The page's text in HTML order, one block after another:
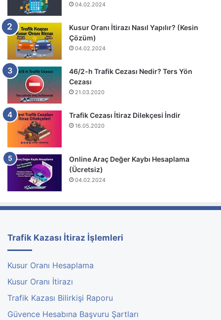
04.02.2024
Kusur Oranı İtirazı Nasıl Yapılır? (Kesin
Çözüm)
04.02.2024
46/2-h Trafik Cezası Nedir? Ters Yön
Cezası
21.03.2020
Trafik Cezası İtiraz Dilekçesi İndir
16.05.2020
Online Araç Değer Kaybı Hesaplama
(Ücretsiz)
04.02.2024
Trafik Kazası İtiraz İşlemleri
Kusur Oranı Hesaplama
Kusur Oranı İtirazı
Trafik Kazası Bilirkişi Raporu
Güvence Hesabına Başvuru Şartları